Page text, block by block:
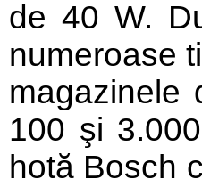
de 40 W.
numeroase
magazinele
100 şi
hotă Bosch